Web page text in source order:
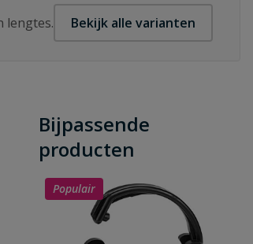
lengtes. Bekijk alle varianten
Bijpassende
producten
Populair